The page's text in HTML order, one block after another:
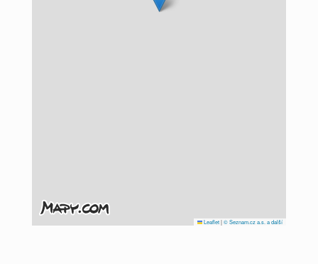
Leaflet|© Seznam.cz a.s. a další